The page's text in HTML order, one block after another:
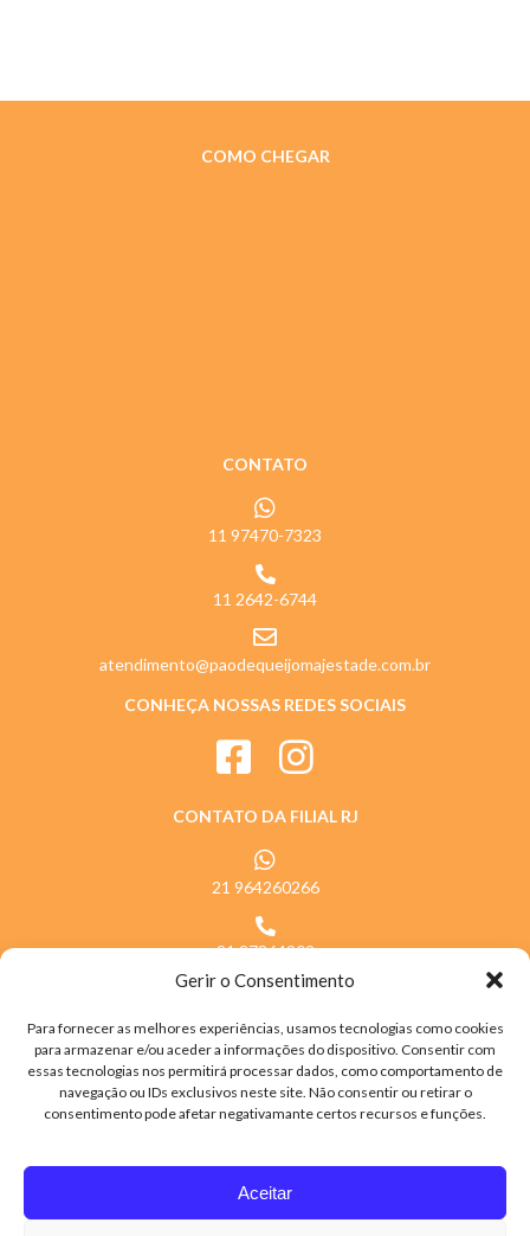
Gerir o Consentimento
Para fornecer as melhores experiências, usamos tecnologias como cookies
para armazenar e/ou aceder a informações do dispositivo. Consentir com
essas tecnologias nos permitirá processar dados, como comportamento de
navegação ou IDs exclusivos neste site. Não consentir ou retirar o
consentimento pode afetar negativamante certos recursos e funções.
Aceitar
COMO CHEGAR
CONTATO
11 97470-7323
11 2642-6744
atendimento@paodequeijomajestade.com.br
CONHEÇA NOSSAS REDES SOCIAIS
CONTATO DA FILIAL RJ
21 964260266
21 27864202